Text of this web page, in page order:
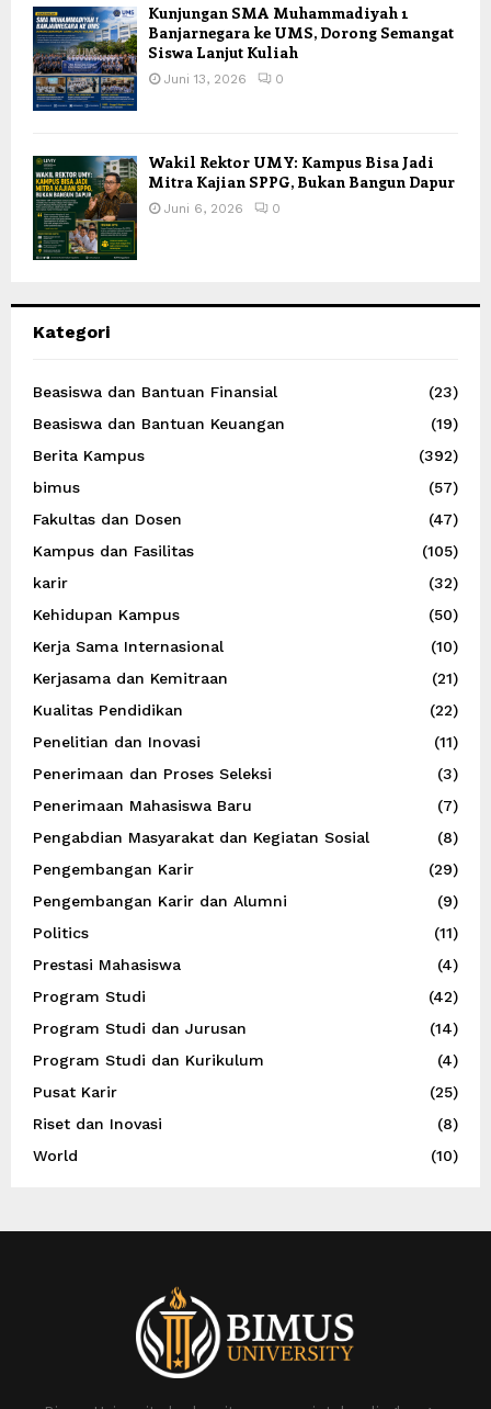
Kunjungan SMA Muhammadiyah 1
Banjarnegara ke UMS, Dorong Semangat
Siswa Lanjut Kuliah
Juni 13, 2026 0
Wakil Rektor UMY: Kampus Bisa Jadi
Mitra Kajian SPPG, Bukan Bangun Dapur
Juni 6, 2026 0
Kategori
Beasiswa dan Bantuan Finansial
(23)
Beasiswa dan Bantuan Keuangan
(19)
Berita Kampus
(392)
bimus
(57)
Fakultas dan Dosen
(47)
Kampus dan Fasilitas
(105)
karir
(32)
Kehidupan Kampus
(50)
Kerja Sama Internasional
(10)
Kerjasama dan Kemitraan
(21)
Kualitas Pendidikan
(22)
Penelitian dan Inovasi
(11)
Penerimaan dan Proses Seleksi
(3)
Penerimaan Mahasiswa Baru
(7)
Pengabdian Masyarakat dan Kegiatan Sosial
(8)
Pengembangan Karir
(29)
Pengembangan Karir dan Alumni
(9)
Politics
(11)
Prestasi Mahasiswa
(4)
Program Studi
(42)
Program Studi dan Jurusan
(14)
Program Studi dan Kurikulum
(4)
Pusat Karir
(25)
Riset dan Inovasi
(8)
World
(10)